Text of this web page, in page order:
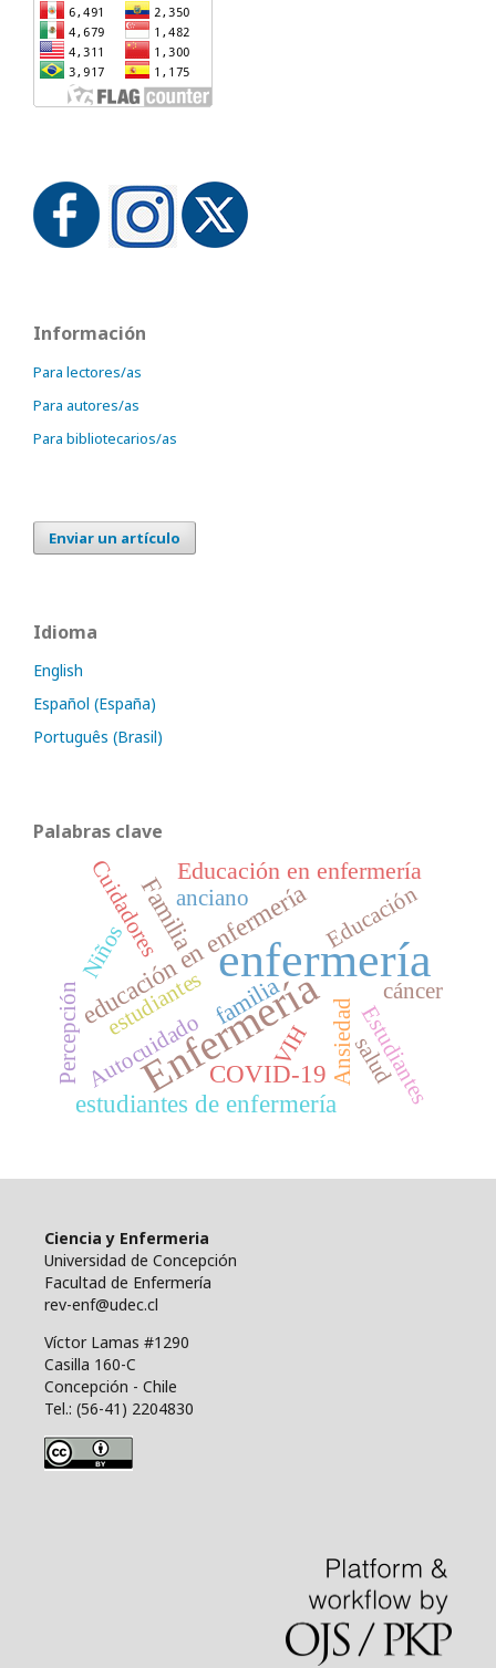
Información
Para lectores/as
Para autores/as
Para bibliotecarios/as
Enviar un artículo
Idioma
English
Español (España)
Português (Brasil)
Palabras clave
enfermería
Enfermería
estudiantes de enfermería
educación en enfermería
Familia
COVID-19
familia
Educación en enfermería
Ansiedad
Autocuidado Estudiantes
salud
estudiantes
Educación
Cuidadores
Percepción VIH
Niños
cáncer
anciano
Ciencia y Enfermeria
Universidad de Concepción
Facultad de Enfermería
rev-enf@udec.cl
Víctor Lamas #1290
Casilla 160-C
Concepción - Chile
Tel.: (56-41) 2204830